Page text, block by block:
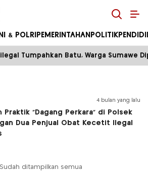
& POLRI PEMERINTAHAN POLITIK
Tumpahkan Batu, Warga Sumawe
4 bulan yang lalu
Praktik “Dagang Perkara” di Polsek
Dua Penjual Obat Kecetit Ilegal
Sudah ditampilkan semua